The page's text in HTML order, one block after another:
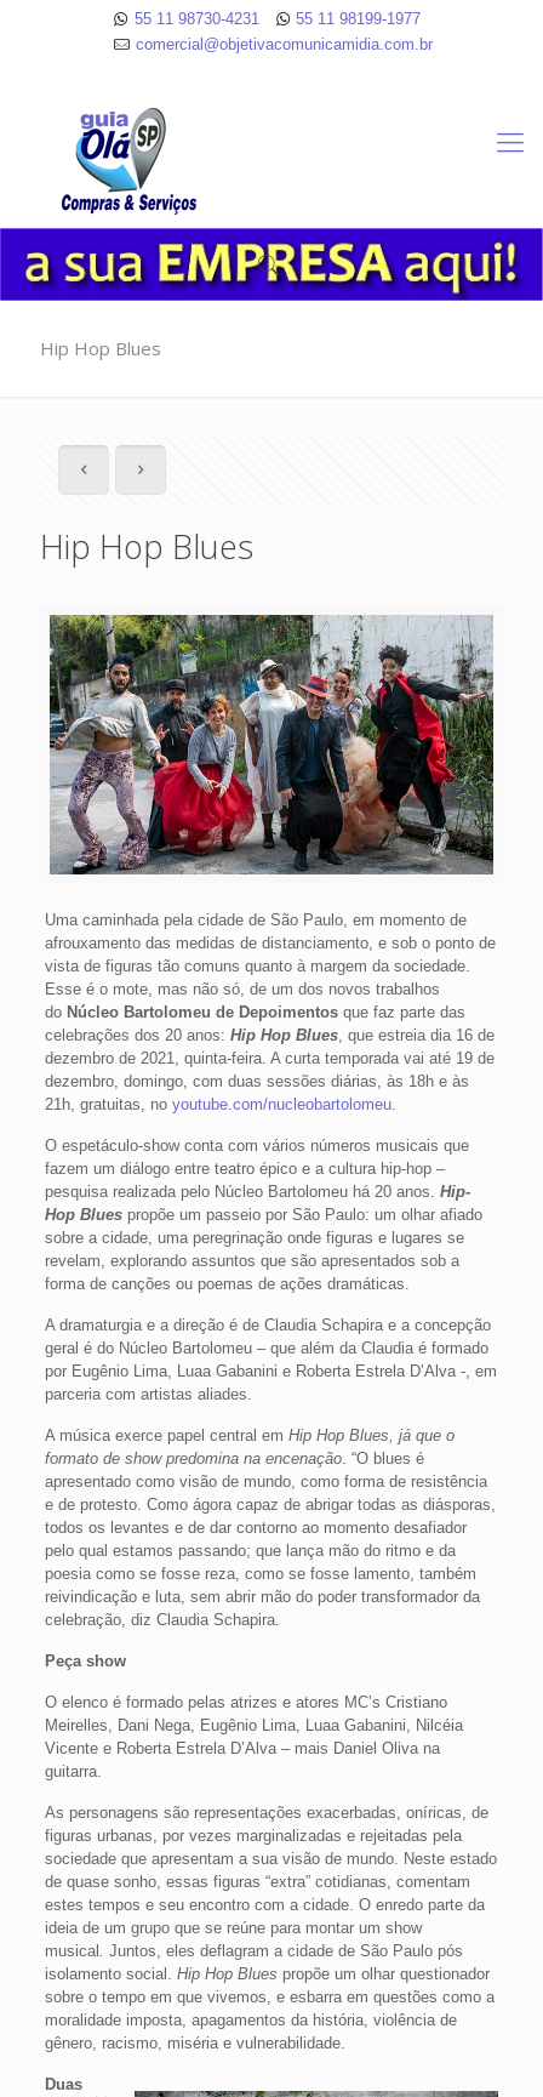
55 11 98730-4231
55 11 98199-1977
comercial@objetivacomunicamidia.com.br
Hip Hop Blues
Hip Hop Blues
Uma caminhada pela cidade de São Paulo, em momento de
afrouxamento das medidas de distanciamento, e sob o ponto de
vista de figuras tão comuns quanto à margem da sociedade.
Esse é o mote, mas não só, de um dos novos trabalhos
do Núcleo Bartolomeu de Depoimentos que faz parte das
celebrações dos 20 anos: Hip Hop Blues, que estreia dia 16 de
dezembro de 2021, quinta-feira. A curta temporada vai até 19 de
dezembro, domingo, com duas sessões diárias, às 18h e às
21h, gratuitas, no youtube.com/nucleobartolomeu.
O espetáculo-show conta com vários números musicais que
fazem um diálogo entre teatro épico e a cultura hip-hop –
pesquisa realizada pelo Núcleo Bartolomeu há 20 anos. Hip-
Hop Bluespropõe um passeio por São Paulo: um olhar afiado
sobre a cidade, uma peregrinação onde figuras e lugares se
revelam, explorando assuntos que são apresentados sob a
forma de canções ou poemas de ações dramáticas.
A dramaturgia e a direção é de Claudia Schapira e a concepção
geral é do Núcleo Bartolomeu – que além da Claudia é formado
por Eugênio Lima, Luaa Gabanini e Roberta Estrela D’Alva -, em
parceria com artistas aliades.
A música exerce papel central em Hip Hop Blues, já que o
formato de show predomina na encenação. “O blues é
apresentado como visão de mundo, como forma de resistência
e de protesto. Como ágora capaz de abrigar todas as diásporas,
todos os levantes e de dar contorno ao momento desafiador
pelo qual estamos passando; que lança mão do ritmo e da
poesia como se fosse reza, como se fosse lamento, também
reivindicação e luta, sem abrir mão do poder transformador da
celebração, diz Claudia Schapira.
Peça show
O elenco é formado pelas atrizes e atores MC’s Cristiano
Meirelles, Dani Nega, Eugênio Lima, Luaa Gabanini, Nilcéia
Vicente e Roberta Estrela D’Alva – mais Daniel Oliva na
guitarra.
As personagens são representações exacerbadas, oníricas, de
figuras urbanas, por vezes marginalizadas e rejeitadas pela
sociedade que apresentam a sua visão de mundo. Neste estado
de quase sonho, essas figuras “extra” cotidianas, comentam
estes tempos e seu encontro com a cidade. O enredo parte da
ideia de um grupo que se reúne para montar um show
musical. Juntos, eles deflagram a cidade de São Paulo pós
isolamento social. Hip Hop Blues propõe um olhar questionador
sobre o tempo em que vivemos, e esbarra em questões como a
moralidade imposta, apagamentos da história, violência de
gênero, racismo, miséria e vulnerabilidade.
Duas